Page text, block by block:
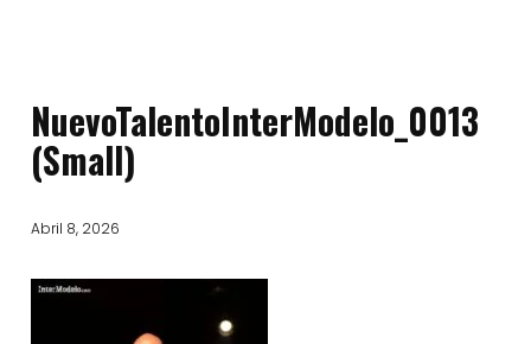
NuevoTalentoInterModelo_0013
(Small)
Abril 8, 2026